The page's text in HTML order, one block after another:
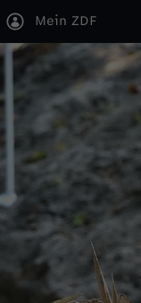
Mein ZDF